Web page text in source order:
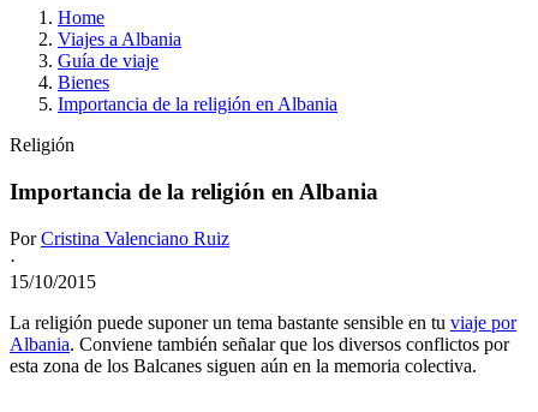
Home
Viajes a Albania
Guía de viaje
Bienes
Importancia de la religión en Albania
Religión
Importancia de la religión en Albania
PorCristina Valenciano Ruiz
·
15/10/2015
La religión puede suponer un tema bastante sensible en tu viaje por
Albania. Conviene también señalar que los diversos conflictos por
esta zona de los Balcanes siguen aún en la memoria colectiva.